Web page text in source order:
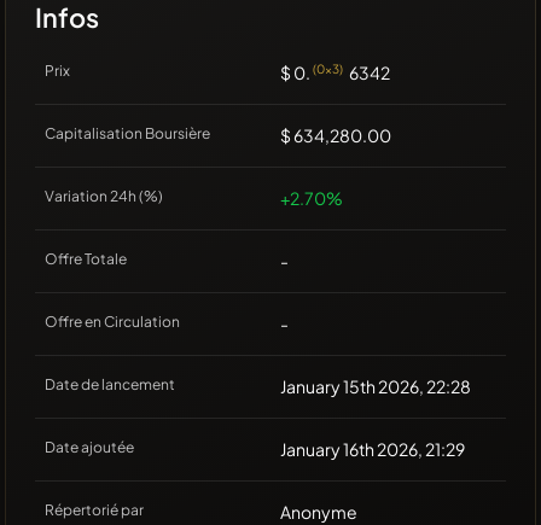
Infos
Prix $ 0. (0x3) 6342
Capitalisation Boursière $ 634,280.00
Variation 24h (%) +2.70%
Offre Totale -
Offre en Circulation -
Date de lancement January 15th 2026, 22:28
Date ajoutée January 16th 2026, 21:29
Répertorié par Anonyme